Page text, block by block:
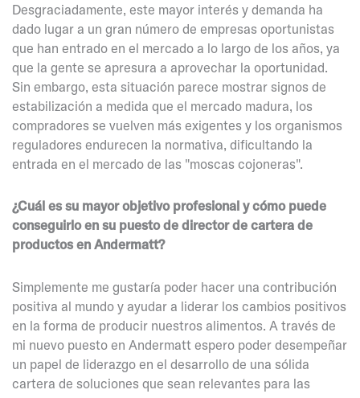
Desgraciadamente, este mayor interés y demanda ha
dado lugar a un gran número de empresas oportunistas
que han entrado en el mercado a lo largo de los años, ya
que la gente se apresura a aprovechar la oportunidad.
Sin embargo, esta situación parece mostrar signos de
estabilización a medida que el mercado madura, los
compradores se vuelven más exigentes y los organismos
reguladores endurecen la normativa, dificultando la
entrada en el mercado de las "moscas cojoneras".
¿Cuál es su mayor objetivo profesional y cómo puede
conseguirlo en su puesto de director de cartera de
productos en Andermatt?
Simplemente me gustaría poder hacer una contribución
positiva al mundo y ayudar a liderar los cambios positivos
en la forma de producir nuestros alimentos. A través de
mi nuevo puesto en Andermatt espero poder desempeñar
un papel de liderazgo en el desarrollo de una sólida
cartera de soluciones que sean relevantes para las